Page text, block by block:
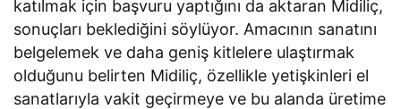
katılmak için başvuru yaptığını da aktaran Midiliç,
sonuçları beklediğini söylüyor. Amacının sanatını
belgelemek ve daha geniş kitlelere ulaştırmak
olduğunu belirten Midiliç, özellikle yetişkinleri el
sanatlarıyla vakit geçirmeye ve bu alanda üretime